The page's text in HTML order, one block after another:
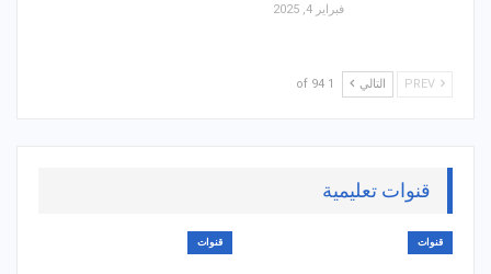
فبراير 4, 2025
التالي 1 of 94
قنوات تعليمية
قنوات قنوات